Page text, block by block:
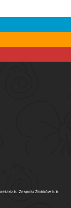
Zespołu Żłobków lub